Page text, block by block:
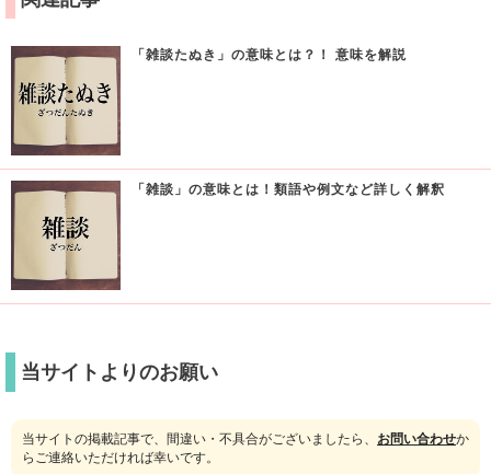
「雑談たぬき」の意味とは？！ 意味を解説
「雑談」の意味とは！類語や例文など詳しく解釈
当サイトよりのお願い
当サイトの掲載記事で、間違い・不具合がございましたら、 お問い合わせか
らご連絡いただければ幸いです。